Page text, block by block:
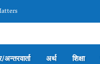
अन्तरवार्ता अर्थ शिक्षा